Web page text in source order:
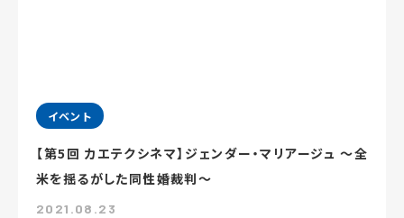
イベント
【第5回 カエテクシネマ】ジェンダー・マリアージュ ～全
米を揺るがした同性婚裁判～
2021.08.23